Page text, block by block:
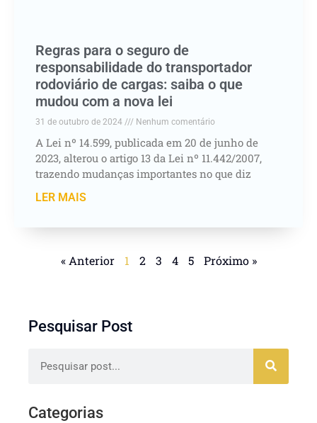
Regras para o seguro de
responsabilidade do transportador
rodoviário de cargas: saiba o que
mudou com a nova lei
31 de outubro de 2024 Nenhum comentário
A Lei nº 14.599, publicada em 20 de junho de
2023, alterou o artigo 13 da Lei nº 11.442/2007,
trazendo mudanças importantes no que diz
LER MAIS
« Anterior 1 2 3 4 5 Próximo »
Pesquisar Post
Categorias